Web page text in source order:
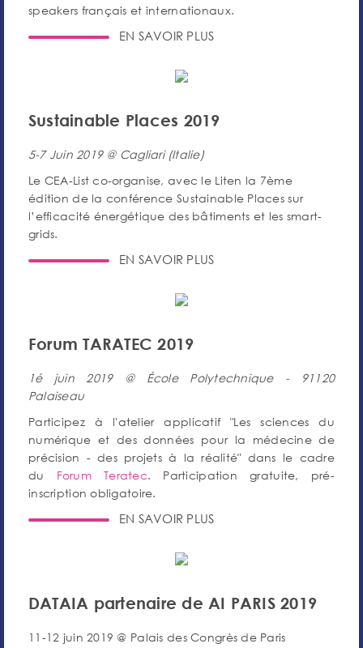
speakers français et internationaux.
EN SAVOIR PLUS
Sustainable Places 2019
5-7 Juin 2019 @ Cagliari (Italie)
Le CEA-List co-organise, avec le Liten la 7ème
édition de la conférence Sustainable Places sur
l’efficacité énergétique des bâtiments et les smart-
grids.
EN SAVOIR PLUS
Forum TARATEC 2019
1é juin 2019 @ École Polytechnique - 91120
Palaiseau
Participez à l'atelier applicatif "Les sciences du
numérique et des données pour la médecine de
précision - des projets à la réalité" dans le cadre
du Forum Teratec. Participation gratuite, pré-
inscription obligatoire.
EN SAVOIR PLUS
DATAIA partenaire de AI PARIS 2019
11-12 juin 2019 @ Palais des Congrès de Paris